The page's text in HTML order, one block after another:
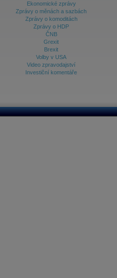
Ekonomické zprávy
Zprávy o měnách a sazbách
Zprávy o komoditách
Zprávy o HDP
ČNB
Grexit
Brexit
Volby v USA
Video zpravodajství
Investiční komentáře